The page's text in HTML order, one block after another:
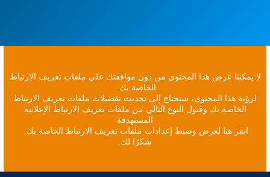
لا يمكننا عرض هذا المحتوى من دون موافقتك على ملفات تعريف الارتباط
الخاصة بك.
لرؤية هذا المحتوى، ستحتاج إلى تحديث تفضيلات ملفات تعريف الارتباط
الخاصة بك وقبول النوع التالي من ملفات تعريف الارتباط الإعلانية
المستهدفة
انقر هنا لعرض وضبط إعدادات ملفات تعريف الارتباط الخاصة بك.
شكرًا لك.